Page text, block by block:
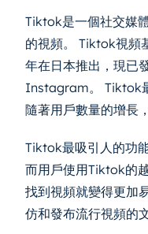
Tiktok是一個社交媒
的視頻。 Tiktok視頻
年在日本推出，現已
Instagram。 Tiktok
隨著用戶數量的增長
Tiktok最吸引人的功
而用戶使用Tiktok的
找到視頻就變得更加
仿和發布流行視頻的文